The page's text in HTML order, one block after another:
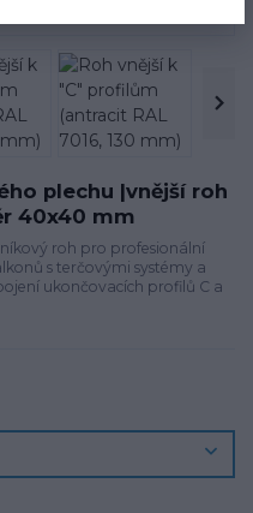
plechu |vnější roh
40x40 mm
roh pro profesionální
s terčovými systémy a
ukončovacích profilů C a